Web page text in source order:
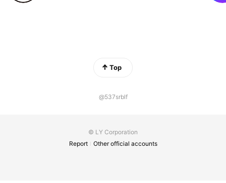
Top
@537srblf
© LY Corporation
Report
Other official accounts